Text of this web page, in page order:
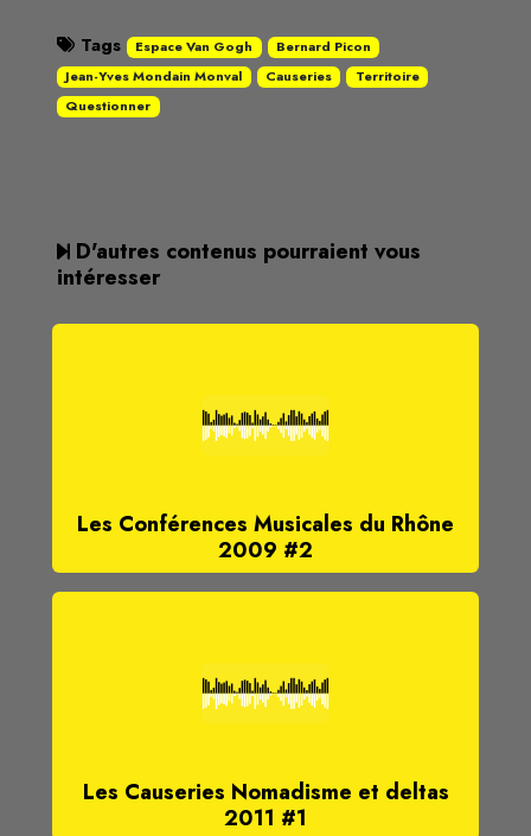
Tags Espace Van Gogh
Bernard Picon
Jean-Yves Mondain Monval
Causeries
Territoire
Questionner
D'autres contenus pourraient vous
intéresser
Les Conférences Musicales du Rhône
2009 #2
Les Causeries Nomadisme et deltas
2011 #1